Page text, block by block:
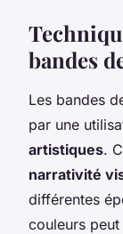
bandes
Les bandes
par une
artistiques.
narrativité
différentes
couleurs